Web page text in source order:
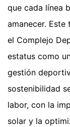
que cada línea
amanecer.
el Complejo
estatus como
gestión
sostenibilidad
labor, con la
solar y la